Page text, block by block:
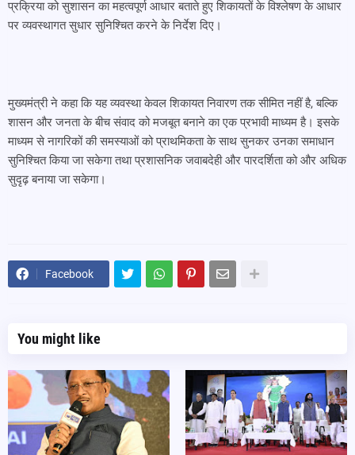
प्रक्रिया को सुशासन का महत्वपूर्ण आधार बताते हुए शिकायतों के विश्लेषण के आधार
पर व्यवस्थागत सुधार सुनिश्चित करने के निर्देश दिए।
मुख्यमंत्री ने कहा कि यह व्यवस्था केवल शिकायत निवारण तक सीमित नहीं है, बल्कि
शासन और जनता के बीच संवाद को मजबूत बनाने का एक प्रभावी माध्यम है। इसके
माध्यम से नागरिकों की समस्याओं को प्राथमिकता के साथ सुनकर उनका समाधान
सुनिश्चित किया जा सकेगा तथा प्रशासनिक जवाबदेही और पारदर्शिता को और अधिक
सुदृढ़ बनाया जा सकेगा।
Facebook
You might like